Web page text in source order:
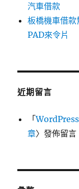
汽車借款
板橋機車借
PAD來令片
近期留言
「
章〉發佈留言